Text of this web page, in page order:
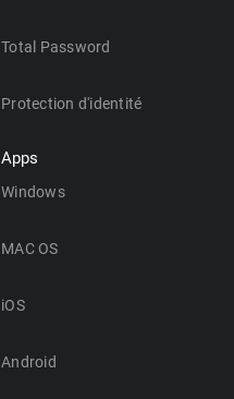
Total Password
Protection d'identité
Apps
Windows
MAC OS
iOS
Android